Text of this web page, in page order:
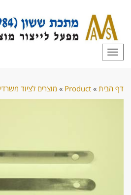
תפריט
דף הבית »
Product
» מוצרים לציוד משרדי